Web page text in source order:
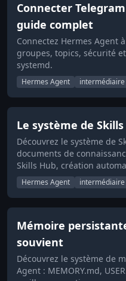
Connecter
guide complet
Connectez Hermes Agent
groupes, topics, sécurité
systemd.
Hermes Agent intermédiaire
Le système de
Découvrez le système de
documents de
Skills Hub, création
Hermes Agent intermédiaire
Mémoire
souvient
Découvrez le système de
Agent : MEMORY.md,